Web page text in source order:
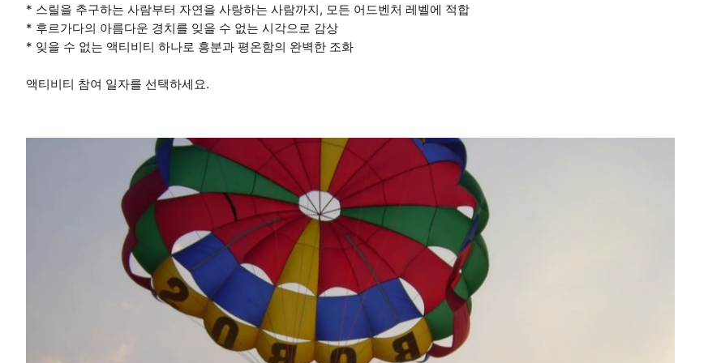
* 스릴을 추구하는 사람부터 자연을 사랑하는 사람까지, 모든 어드벤처 레벨에 적합
* 후르가다의 아름다운 경치를 잊을 수 없는 시각으로 감상
* 잊을 수 없는 액티비티 하나로 흥분과 평온함의 완벽한 조화
액티비티 참여 일자를 선택하세요.